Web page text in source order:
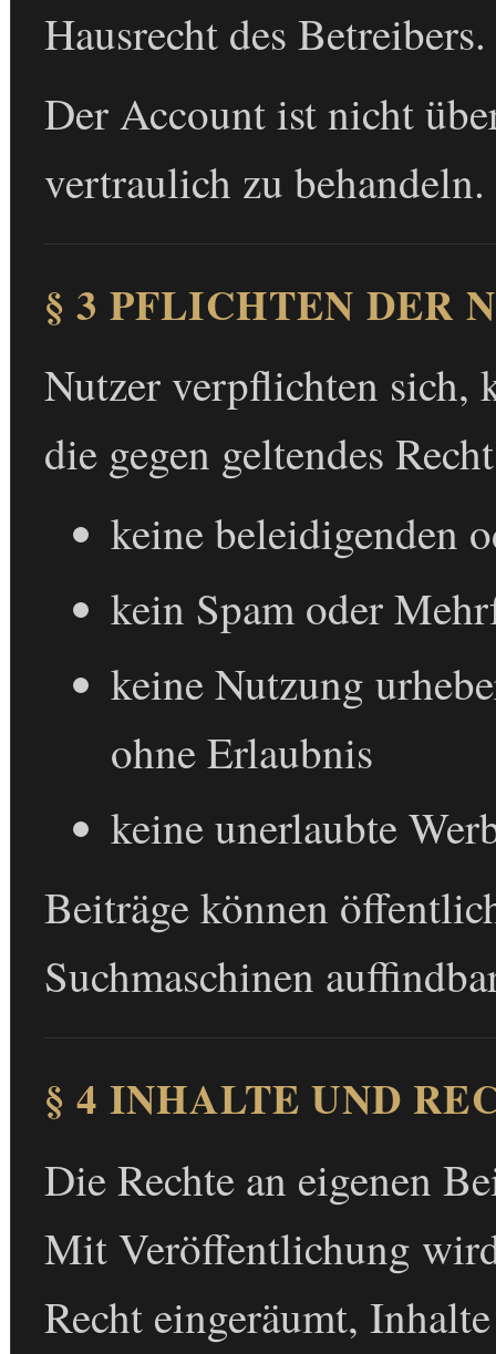
Hausrecht des Betreibers.
Der Account ist nicht
vertraulich zu behandeln.
§ 3 PFLICHTEN DER
Nutzer verpflichten sich,
die gegen geltendes
keine beleidigenden
kein Spam oder
keine Nutzung
ohne Erlaubnis
keine unerlaubte
Beiträge können
Suchmaschinen
§ 4 INHALTE UND
Die Rechte an eigenen
Mit Veröffentlichung
Recht eingeräumt,